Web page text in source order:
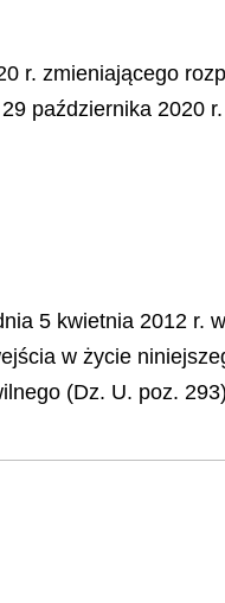
r. zmieniającego
października 2020 r.
5 kwietnia 2012 r.
w życie
(Dz. U. poz.